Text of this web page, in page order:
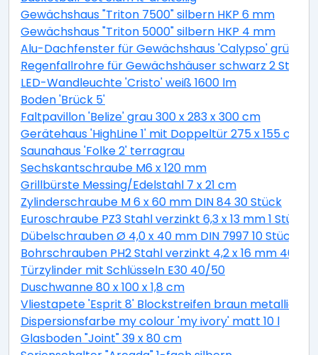
Gewächshaus "Triton 7500" silbern HKP 6 mm
Gewächshaus "Triton 5000" silbern HKP 4 mm
Alu-Dachfenster für Gewächshaus 'Calypso' grün
Regenfallrohre für Gewächshäuser schwarz 2 Stück
LED-Wandleuchte 'Cristo' weiß 1600 lm
Boden 'Brück 5'
Faltpavillon 'Belize' grau 300 x 283 x 300 cm
Gerätehaus 'HighLine 1' mit Doppeltür 275 x 155 cm
Saunahaus 'Folke 2' terragrau
Sechskantschraube M6 x 120 mm
Grillbürste Messing/Edelstahl 7 x 21 cm
Zylinderschraube M 6 x 60 mm DIN 84 30 Stück
Euroschraube PZ3 Stahl verzinkt 6,3 x 13 mm 1 Stück
Dübelschrauben Ø 4,0 x 40 mm DIN 7997 10 Stück
Bohrschrauben PH2 Stahl verzinkt 4,2 x 16 mm 40
Türzylinder mit Schlüsseln E30 40/50
Duschwanne 80 x 100 x 1,8 cm
Vliestapete 'Esprit 8' Blockstreifen braun metallic
Dispersionsfarbe my colour 'my ivory' matt 10 l
Glasboden "Joint" 39 x 80 cm